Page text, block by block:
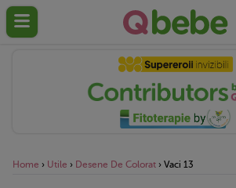
Home › Utile › Desene De Colorat › Vaci 13